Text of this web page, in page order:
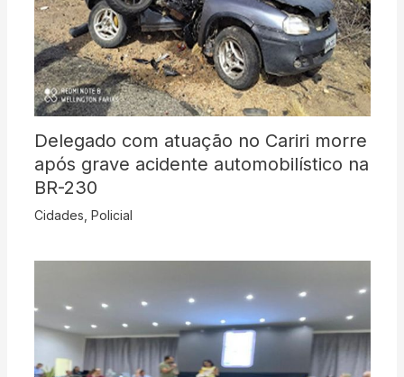
Delegado com atuação no Cariri morre
após grave acidente automobilístico na
BR-230
Cidades Policial